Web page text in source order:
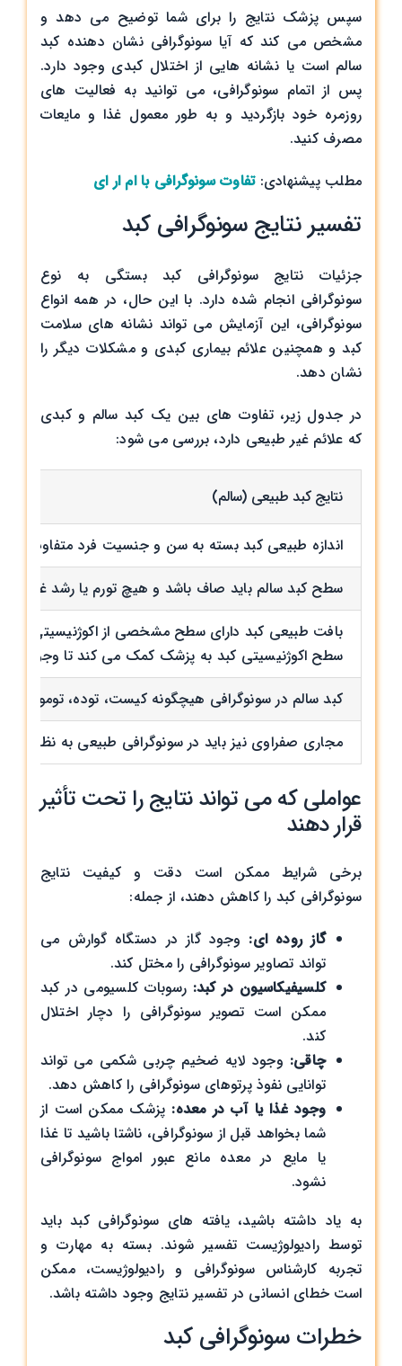
سپس پزشک نتایج را برای شما توضیح می دهد و
مشخص می کند که آیا سونوگرافی نشان دهنده کبد
سالم است یا نشانه هایی از اختلال کبدی وجود دارد.
پس از اتمام سونوگرافی، می ‌توانید به فعالیت‌ های
روزمره خود بازگردید و به طور معمول غذا و مایعات
مصرف کنید.
مطلب پیشنهادی:تفاوت سونوگرافی با ام ار ای
تفسیر نتایج سونوگرافی کبد
جزئیات نتایج سونوگرافی کبد بستگی به نوع
سونوگرافی انجام شده دارد. با این حال، در همه انواع
سونوگرافی، این آزمایش می‌ تواند نشانه‌ های سلامت
کبد و همچنین علائم بیماری کبدی و مشکلات دیگر را
نشان دهد.
در جدول زیر، تفاوت های بین یک کبد سالم و کبدی
که علائم غیر طبیعی دارد، بررسی می شود:
نتایج کبد طبیعی (سالم)
اندازه طبیعی کبد بسته به سن و جنسیت فرد متفاوت است. معمولاً در زنان بالغ کبد بین 14 تا 15 سانتی‌ متر و
سطح کبد سالم باید صاف باشد و هیچ تورم یا رشد
بافت طبیعی کبد دارای سطح مشخصی از اکوژنیسیتی است،
سطح اکوژنیسیتی کبد به پزشک کمک می کند تا وجود
کبد سالم در سونوگرافی هیچگونه کیست، توده، تومور
مجاری صفراوی نیز باید در سونوگرافی طبیعی به نظر
عواملی که می ‌تواند نتایج را تحت تأثیر
قرار دهند
برخی شرایط ممکن است دقت و کیفیت نتایج
سونوگرافی کبد را کاهش دهند، از جمله:
گاز روده‌ ای: وجود گاز در دستگاه گوارش می
‌تواند تصاویر سونوگرافی را مختل کند.
کلسیفیکاسیون در کبد: رسوبات کلسیومی در کبد
ممکن است تصویر سونوگرافی را دچار اختلال
کند.
چاقی: وجود لایه ضخیم چربی شکمی می ‌تواند
توانایی نفوذ پرتوهای سونوگرافی را کاهش دهد.
وجود غذا یا آب در معده: پزشک ممکن است از
شما بخواهد قبل از سونوگرافی، ناشتا باشید تا غذا
یا مایع در معده مانع عبور امواج سونوگرافی
نشود.
به یاد داشته باشید، یافته‌ های سونوگرافی کبد باید
توسط رادیولوژیست تفسیر شوند. بسته به مهارت و
تجربه کارشناس سونوگرافی و رادیولوژیست، ممکن
است خطای انسانی در تفسیر نتایج وجود داشته باشد.
خطرات سونوگرافی کبد